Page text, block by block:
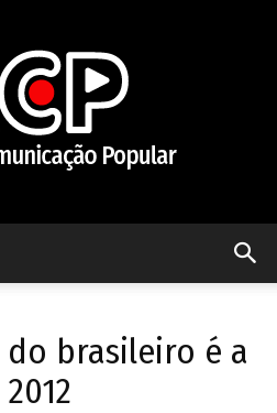
do brasileiro é a